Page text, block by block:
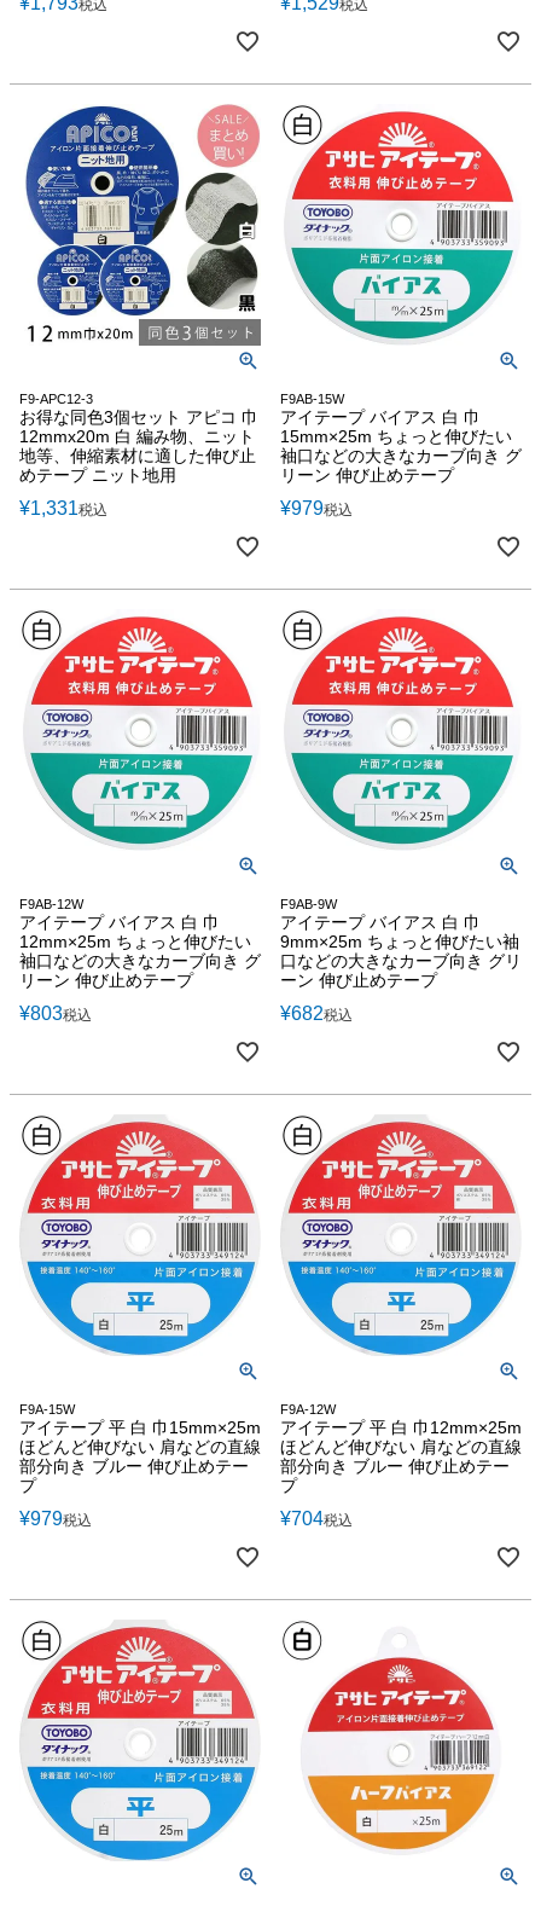
税込 税込
F9-APC12-3
お得な同色3個セット アピコ 巾
12mmx20m 白 編み物、ニット
地等、伸縮素材に適した伸び止
めテープ ニット地用
¥1,331税込
F9AB-15W
アイテープ バイアス 白 巾
15mm×25m ちょっと伸びたい
袖口などの大きなカーブ向き グ
リーン 伸び止めテープ
¥979税込
F9AB-12W
アイテープ バイアス 白 巾
12mm×25m ちょっと伸びたい
袖口などの大きなカーブ向き グ
リーン 伸び止めテープ
¥803税込
F9AB-9W
アイテープ バイアス 白 巾
9mm×25m ちょっと伸びたい袖
口などの大きなカーブ向き グリ
ーン 伸び止めテープ
¥682税込
F9A-15W
アイテープ 平 白 巾15mm×25m
ほどんど伸びない 肩などの直線
部分向き ブルー 伸び止めテー
プ
¥979税込
F9A-12W
アイテープ 平 白 巾12mm×25m
ほどんど伸びない 肩などの直線
部分向き ブルー 伸び止めテー
プ
¥704税込